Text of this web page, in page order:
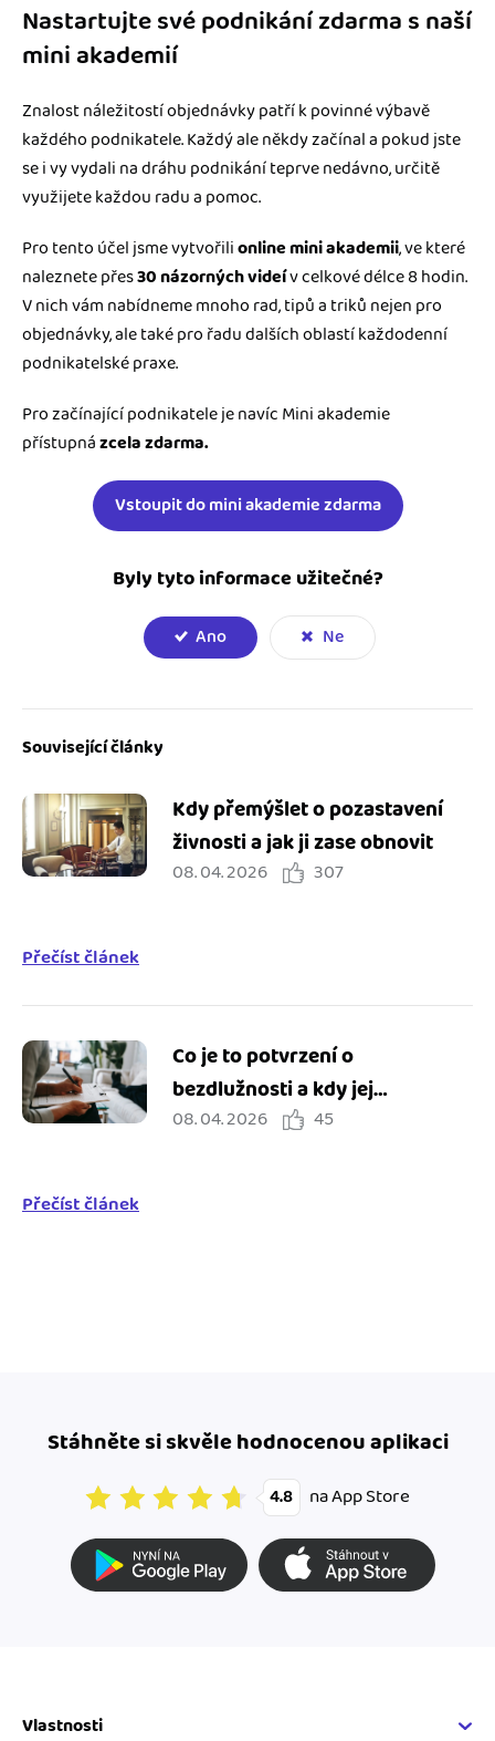
Nastartujte své podnikání zdarma s naší
mini akademií
Znalost náležitostí objednávky patří k povinné výbavě
každého podnikatele. Každý ale někdy začínal a pokud jste
se i vy vydali na dráhu podnikání teprve nedávno, určitě
využijete každou radu a pomoc.
Pro tento účel jsme vytvořilionline mini akademii, ve které
naleznete přes30 názorných videív celkové délce 8 hodin.
V nich vám nabídneme mnoho rad, tipů a triků nejen pro
objednávky, ale také pro řadu dalších oblastí každodenní
podnikatelské praxe.
Pro začínající podnikatele je navíc Mini akademie
přístupnázcela zdarma.
Vstoupit do mini akademie zdarma
Byly tyto informace užitečné?
Ano Ne
Související články
Kdy přemýšlet o pozastavení
živnosti a jak ji zase obnovit
08. 04. 2026 307
Přečíst článek
Co je to potvrzení o
bezdlužnosti a kdy jej
potřebuji?
08. 04. 2026 45
Přečíst článek
Stáhněte si skvěle hodnocenou aplikaci
4.8 na App Store
Vlastnosti